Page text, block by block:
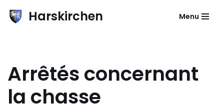
Aller
Harskirchen Menu
Arrêtés concernant
la chasse